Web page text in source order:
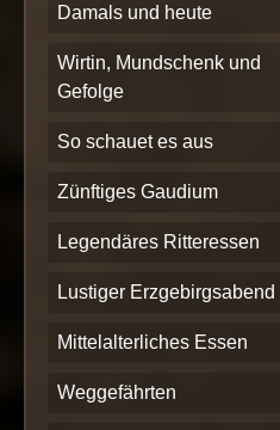
Damals und heute
Wirtin, Mundschenk und
Gefolge
So schauet es aus
Zünftiges Gaudium
Legendäres Ritteressen
Lustiger Erzgebirgsabend
Mittelalterliches Essen
Weggefährten